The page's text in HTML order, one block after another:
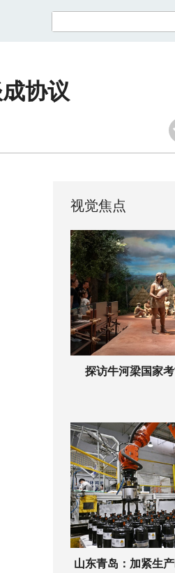
协议
视觉焦点
探访牛河梁国家
山东青岛：加紧生